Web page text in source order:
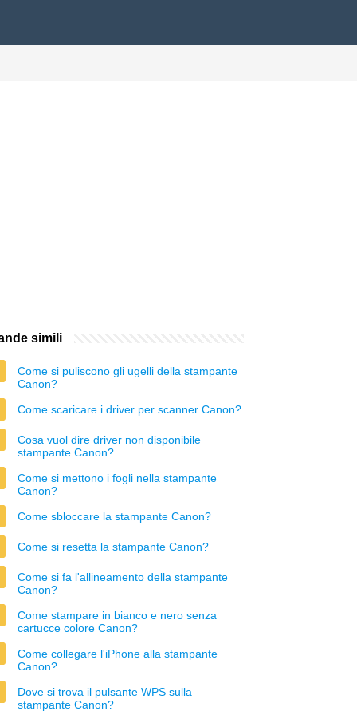
simili
Come si puliscono gli ugelli della stampante
Canon?
Come scaricare i driver per scanner Canon?
Cosa vuol dire driver non disponibile
stampante Canon?
Come si mettono i fogli nella stampante
Canon?
Come sbloccare la stampante Canon?
Come si resetta la stampante Canon?
Come si fa l'allineamento della stampante
Canon?
Come stampare in bianco e nero senza
cartucce colore Canon?
Come collegare l'iPhone alla stampante
Canon?
Dove si trova il pulsante WPS sulla
stampante Canon?